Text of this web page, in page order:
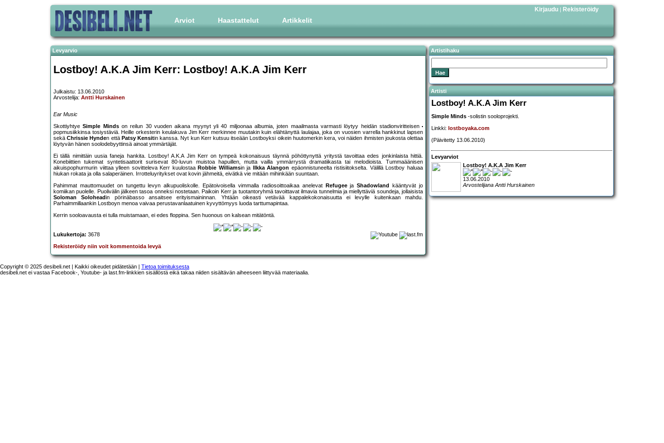
Arviot Haastattelut Artikkelit
Kirjaudu | Rekisteröidy
Levyarvio
Lostboy! A.K.A Jim Kerr: Lostboy! A.K.A Jim Kerr
Julkaistu: 13.06.2010
Arvostelija: Antti Hurskainen
Ear Music
SkottiyhtyeSimple Mindson reilun 30 vuoden aikana myynyt yli 40 miljoonaa albumia, joten maailmasta varmasti löytyy heidän stadionviritteisen
popmusiikkinsa tosiystäviä. Heille orkesterin keulakuva Jim Kerr merkinnee muutakin kuin elähtänyttä laulajaa, joka on vuosien varrella hankkinut lapsen
sekäChrissie Hynden että Patsy Kensitin kanssa. Nyt kun Kerr kutsuu itseään Lostboyksi oikein huutomerkin kera, voi näiden ihmisten joukosta olettaa
löytyvän hänen soolodebyyttinsä ainoat ymmärtäjät.
Ei tällä nimittäin uusia faneja hankita. Lostboy! A.K.A Jim Kerr on tympeä kokonaisuus täynnä pöhöttynyttä yritystä tavoittaa edes jonkinlaista hittiä.
Konebiittien tukemat syntetisaattorit surisevat 80-luvun muistoa hapuillen, mutta vailla ymmärrystä dramatiikasta tai melodioista. Tummaäänisen
aikuispophurmurin viittaa ylleen sovitteleva Kerr kuulostaa Robbie Williamsin ja Ilkka Alangon epäonnistuneelta ristisiitokselta. Välillä Lostboy haluaa
hiukan rokata ja olla salaperäinen. Irrotteluyritykset ovat kovin jähmeitä, eivätkä vie mitään mihinkään suuntaan.
Pahimmat mauttomuudet on tungettu levyn alkupuoliskolle. Epätoivoisella vimmalla radiosoittoaikaa anelevat
RefugeejaShadowland
kääntyvät jo
komiikan puolelle. Puolivälin jälkeen tasoa onneksi nostetaan. Paikoin Kerr ja tuotantoryhmä tavoittavat ilmavia tunnelmia ja miellyttäviä soundeja, jollaisista
Soloman Soloheadin pörinäbasso ansaitsee erityismaininnan. Yhtään oikeasti vetävää kappalekokonaisuutta ei levylle kuitenkaan mahdu.
Parhaimmillaankin Lostboyn menoa vaivaa perustavanlaatuinen kyvyttömyys luoda tarttumapintaa.
Kerrin sooloavausta ei tulla muistamaan, ei edes floppina. Sen huonous on kalsean mitätöntä.
Lukukertoja: 3678
Rekisteröidy niin voit kommentoida levyä
Artistihaku
Artisti
Lostboy! A.K.A Jim Kerr
Simple Minds -solistin sooloprojekti.
Linkki: lostboyaka.com
(Päivitetty 13.06.2010)
Levyarviot
Lostboy! A.K.A Jim Kerr
13.06.2010
Arvostelijana Antti Hurskainen
Copyright © 2025 desibeli.net | Kaikki oikeudet pidätetään | Tietoa toimituksesta
desibeli.net ei vastaa Facebook-, Youtube- ja last.fm-linkkien sisällöstä eikä takaa niiden sisältävän aiheeseen liittyvää materiaalia.